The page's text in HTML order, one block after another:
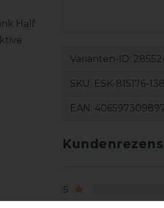
Half
Varianten-ID:
SKU: ESK-815176-
EAN:
5